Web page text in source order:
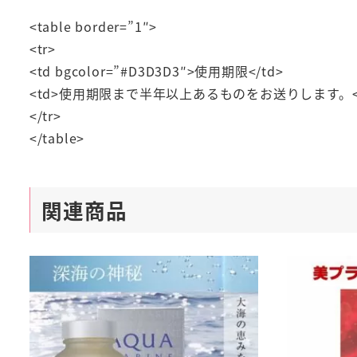
<table border=”1″>
<tr>
<td bgcolor=”#D3D3D3″>使用期限</td>
<td>使用期限まで半年以上あるものをお送りします
</tr>
</table>
関連商品